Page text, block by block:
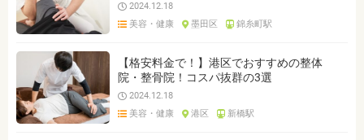
2024.12.18
美容・健康
墨田区 錦糸町駅
【格安料金で！】港区でおすすめの整体
院・整骨院！コスパ抜群の3選
2024.12.18
美容・健康
港区 新橋駅